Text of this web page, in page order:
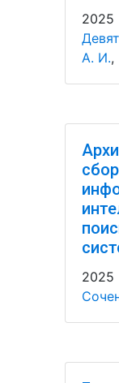
2025
А. И.,
2025